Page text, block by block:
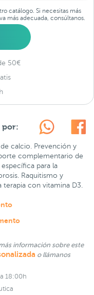
catálogo. Si necesitas más
más adecuada, consúltanos.
50€
por:
calcio. Prevención y
complementario de
para la
Raquitismo y
con vitamina D3.
información sobre este
o llámanos
18:00h